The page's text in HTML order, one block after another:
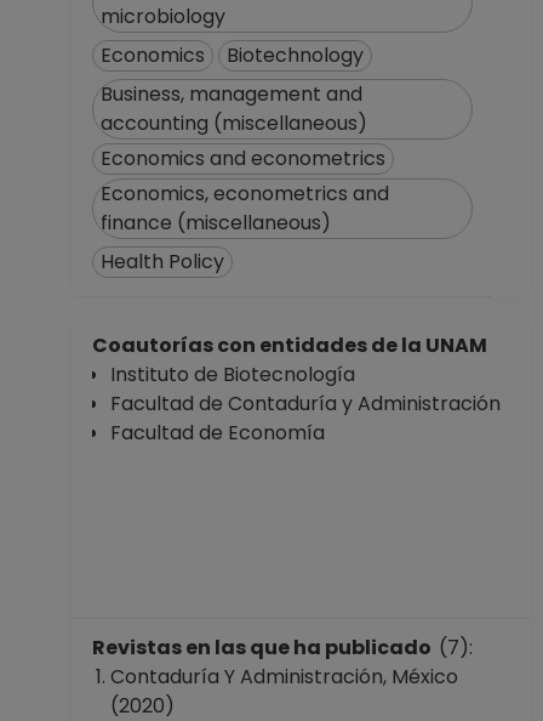
microbiology
Economics
Biotechnology
Business, management and
accounting (miscellaneous)
Economics and econometrics
Economics, econometrics and
finance (miscellaneous)
Health Policy
Coautorías con entidades de la UNAM
Instituto de Biotecnología
Facultad de Contaduría y Administración
Facultad de Economía
Revistas en las que ha publicado (7):
Contaduría Y Administración, México
(2020)